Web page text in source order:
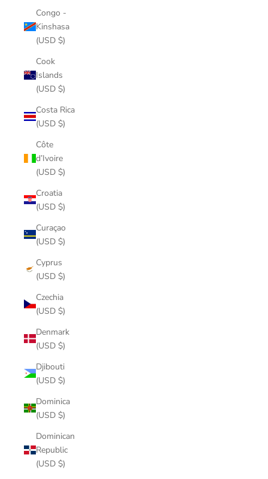
Congo -
Kinshasa
(USD $)
Cook
Islands
(USD $)
Costa Rica
(USD $)
Côte
d’Ivoire
(USD $)
Croatia
(USD $)
Curaçao
(USD $)
Cyprus
(USD $)
Czechia
(USD $)
Denmark
(USD $)
Djibouti
(USD $)
Dominica
(USD $)
Dominican
Republic
(USD $)